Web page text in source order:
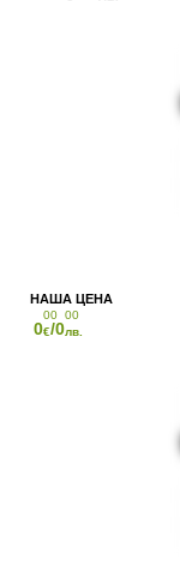
0
00
€/0
00
лв.